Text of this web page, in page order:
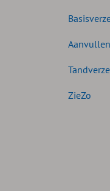
ZieZo